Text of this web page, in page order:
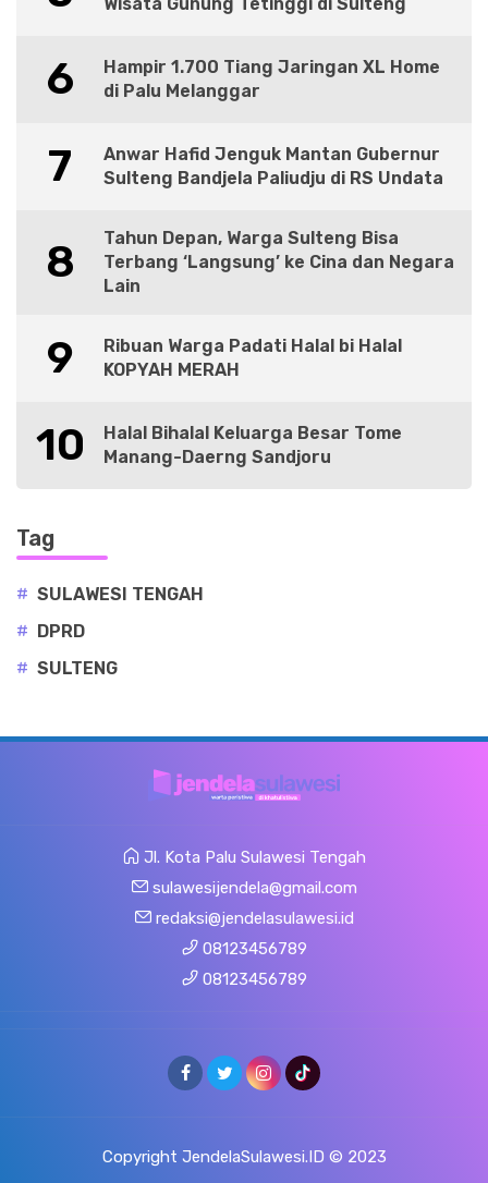
Wisata Gunung Tetinggi di Sulteng
6
Hampir 1.700 Tiang Jaringan XL Home
di Palu Melanggar
7
Anwar Hafid Jenguk Mantan Gubernur
Sulteng Bandjela Paliudju di RS Undata
8
Tahun Depan, Warga Sulteng Bisa
Terbang ‘Langsung’ ke Cina dan Negara
Lain
9
Ribuan Warga Padati Halal bi Halal
KOPYAH MERAH
10
Halal Bihalal Keluarga Besar Tome
Manang-Daerng Sandjoru
Tag
# SULAWESI TENGAH
#
DPRD
# SULTENG
Jl. Kota Palu Sulawesi Tengah
sulawesijendela@gmail.com
redaksi@jendelasulawesi.id
08123456789
08123456789
Copyright JendelaSulawesi.ID © 2023